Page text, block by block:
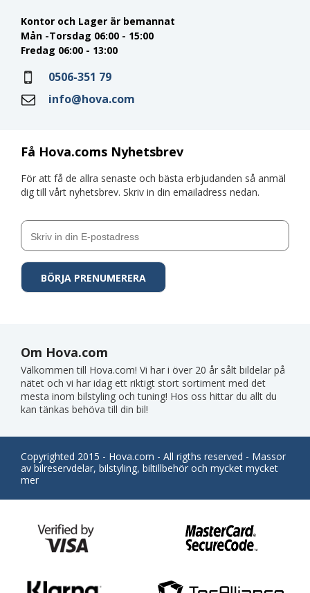
Få Hova.coms Nyhetsbrev
För att få de allra senaste och bästa erbjudanden så anmäl
dig till vårt nyhetsbrev. Skriv in din emailadress nedan.
Kontor och Lager är bemannat
Mån -Torsdag 06:00 - 15:00
Fredag 06:00 - 13:00
0506-351 79
info@hova.com
Om Hova.com
Välkommen till Hova.com! Vi har i över 20 år sålt bildelar på
nätet och vi har idag ett riktigt stort sortiment med det
mesta inom bilstyling och tuning! Hos oss hittar du allt du
kan tänkas behöva till din bil!
Copyrighted 2015 - Hova.com - All rigths reserved - Massor
av bilreservdelar, bilstyling, biltillbehör och mycket mycket
mer